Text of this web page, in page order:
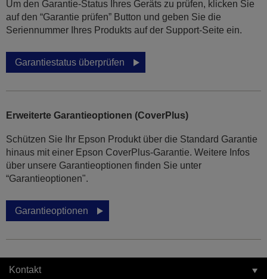
Um den Garantie-Status Ihres Geräts zu prüfen, klicken Sie
auf den “Garantie prüfen” Button und geben Sie die
Seriennummer Ihres Produkts auf der Support-Seite ein.
Garantiestatus überprüfen
Erweiterte Garantieoptionen (CoverPlus)
Schützen Sie Ihr Epson Produkt über die Standard Garantie
hinaus mit einer Epson CoverPlus-Garantie. Weitere Infos
über unsere Garantieoptionen finden Sie unter
“Garantieoptionen".
Garantieoptionen
Kontakt